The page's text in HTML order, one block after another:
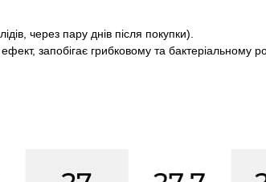
через пару днів після покупки).
запобігає грибковому та бактеріальному